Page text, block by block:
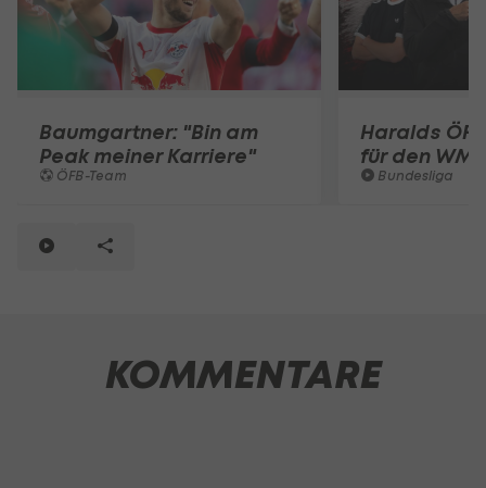
Baumgartner: "Bin am
Peak meiner Karriere"
ÖFB-Team
Haralds
für den
Bundesliga
KOMMENTARE